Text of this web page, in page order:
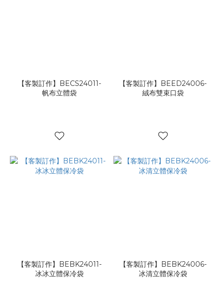
【客製訂作】BECS24011-
帆布立體袋
【客製訂作】BEED24006-
絨布雙束口袋
【客製訂作】BEBK24011-
冰冰立體保冷袋
【客製訂作】BEBK24006-
冰清立體保冷袋